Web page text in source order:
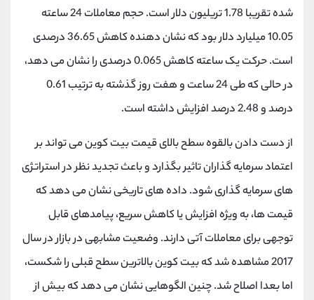
شده تقریبا 1.78 تریلیون دلار است. حجم معاملات 24 ساعته
10.05 میلیارد دلار بود که نشان دهنده کاهش 36.65 درصدی
است. حرکت یک ساعته کاهش 0.065 درصدی را نشان می دهد،
در حالی که طی 24 ساعت و هفت روز گذشته به ترتیب 0.61
درصد و 2.48 درصد افزایش داشته است.
از دست دادن بالقوه سطح بالای قیمت بیت کوین می تواند بر
اعتماد سرمایه گذاران تاثیر بگذارد و باعث تجدید نظر در استراتژی
های سرمایه گذاری شود. داده های تاریخی نشان می دهد که
قیمت ها، به ویژه افزایش یا کاهش سریع، پیامدهای قابل
توجهی برای معاملات آتی دارند. وضعیت مشابهی در بازار در سال
2017 مشاهده شد که بیت کوین بالاترین سطح قبلی را شکست،
اما بعدا اصلاح شد. چنین الگوهایی نشان می دهد که بیش از